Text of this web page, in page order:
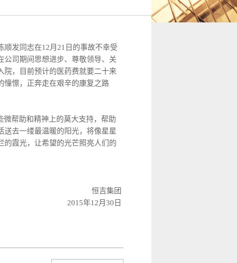
顺发同志在12月21日的事故不幸受
公司期间思想进步、尊敬领导、关
院，目前预计的医药费就要二十来
憧憬，正奔走在艰辛的康复之路
帮助和精神上的莫大支持，帮助
去一缕最温暖的阳光，将像星星
的霞光，让希望的光芒照亮人们的
集团
12月30日